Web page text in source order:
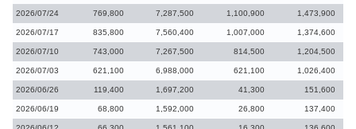
2026/07/24 769,800 7,287,500 1,100,900 1,473,900
2026/07/17 835,800 7,560,400 1,007,000 1,374,600
2026/07/10 743,000 7,267,500 814,500 1,204,500
2026/07/03 621,100 6,988,000 621,100 1,026,400
2026/06/26 119,400 1,697,200 41,300 151,600
2026/06/19 68,800 1,592,000 26,800 137,400